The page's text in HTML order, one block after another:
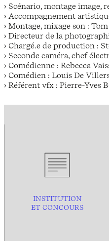
› Scénario, montage
› Accompagnement
› Montage, mixage son :
› Directeur de la
› Chargé.e de production :
› Seconde caméra, chef
› Comédienne : Rebecca
› Comédien : Louis De
› Référent vfx : Pierre-Yves
INSTITUTION
ET CONCOURS